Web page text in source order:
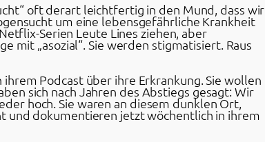
oft derart leichtfertig in den Mund, dass wir
um eine lebensgefährliche Krankheit
Serien Leute Lines ziehen, aber
mit „asozial“. Sie werden stigmatisiert. Raus
Podcast über ihre Erkrankung. Sie wollen
sich nach Jahren des Abstiegs gesagt: Wir
hoch. Sie waren an diesem dunklen Ort,
und dokumentieren jetzt wöchentlich in ihrem